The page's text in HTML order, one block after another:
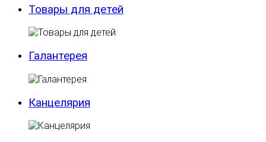
Товары для детей
Галантерея
Канцелярия